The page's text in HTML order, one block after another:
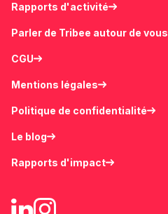
Rapports d'activité
Parler de Tribee autour de vous
CGU
Mentions légales
Politique de confidentialité
Le blog
Rapports d'impact